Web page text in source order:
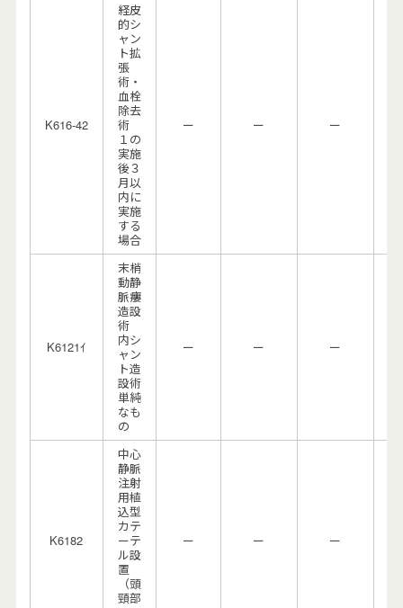
K616-42
経皮
的シ
ャン
ト拡
張
術・
血栓
除去
術
１の
実施
後３
月以
内に
実施
する
場合
ー ー ー
K6121ｲ
末梢
動静
脈瘻
造設
術
内シ
ャン
ト造
設術
単純
なも
の
ー ー ー
K6182
中心
静脈
注射
用植
込型
カテ
ーテ
ル設
置
（頭
頸部
ー ー ー